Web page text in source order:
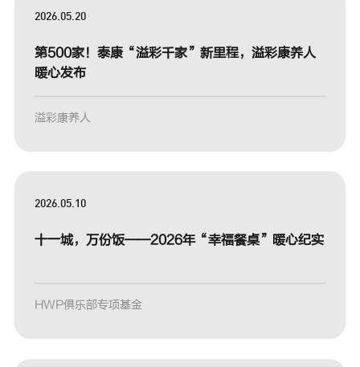
2026.05.20
第500家！泰康“溢彩千家”新里程，溢彩康养人
暖心发布
溢彩康养人
2026.05.10
十一城，万份饭——2026年“幸福餐桌”暖心纪实
HWP俱乐部专项基金